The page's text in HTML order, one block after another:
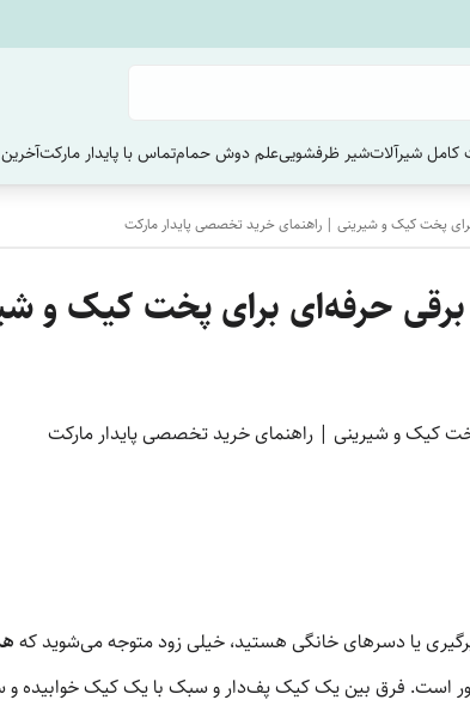
شیرآلاتشیر ظرفشوییعلم دوش حمامتماس با پایدار مارکت
پخت کیک و شیرینی | راهنمای خرید تخصصی پایدار مارکت
حرفه‌ای برای پخت کیک و
کیک و شیرینی | راهنمای خرید تخصصی پایدار مارکت
یا دسرهای خانگی هستید، خیلی زود متوجه می‌شوید که
است. فرق بین یک کیک پف‌دار و سبک با یک کیک خوابیده